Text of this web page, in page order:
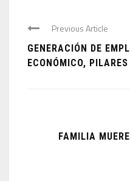
Previous Article
GENERACIÓN DE
ECONÓMICO,
FAMILIA